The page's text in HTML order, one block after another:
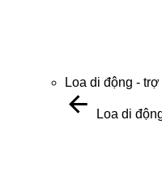
Loa di động -
Loa di